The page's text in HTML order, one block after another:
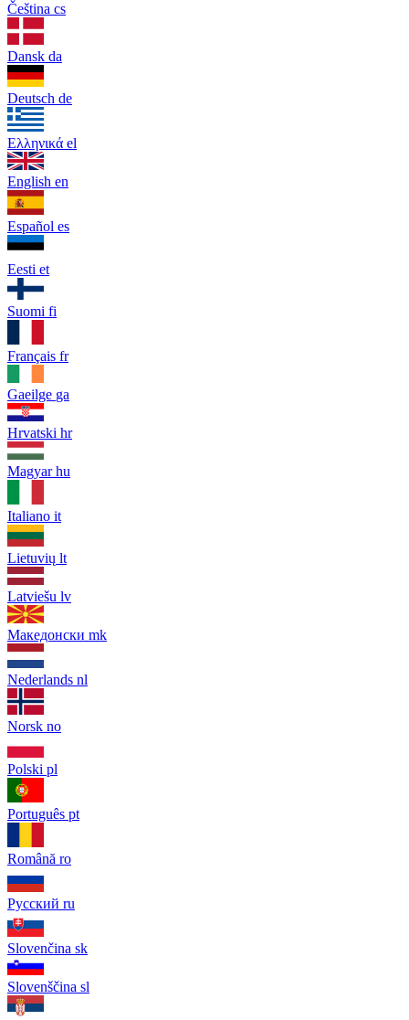
Čeština cs
Dansk da
Deutsch de
Ελληνικά el
English en
Español es
Eesti et
Suomi fi
Français fr
Gaeilge ga
Hrvatski hr
Magyar hu
Italiano it
Lietuvių lt
Latviešu lv
Македонски mk
Nederlands nl
Norsk no
Polski pl
Português pt
Română ro
Русский ru
Slovenčina sk
Slovenščina sl